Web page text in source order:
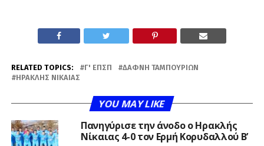
RELATED TOPICS: Γ' ΕΠΣΠ
ΔΆΦΝΗ ΤΑΜΠΟΥΡΊΩΝ
ΗΡΑΚΛΉΣ ΝΊΚΑΙΑΣ
YOU MAY LIKE
Πανηγύρισε την άνοδο ο Ηρακλής
Νίκαιας 4-0 τον Ερμή Κορυδαλλού Β’